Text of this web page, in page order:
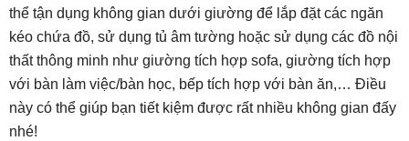
thể tận dụng không gian dưới giường để lắp đặt các ngăn
kéo chứa đồ, sử dụng tủ âm tường hoặc sử dụng các đồ nội
thất thông minh như giường tích hợp sofa, giường tích hợp
với bàn làm việc/bàn học, bếp tích hợp với bàn ăn,… Điều
này có thể giúp bạn tiết kiệm được rất nhiều không gian đấy
nhé!